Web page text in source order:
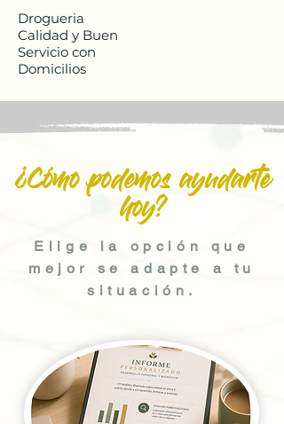
Drogueria
Calidad y Buen
Servicio con
Domicilios
¿Cómo podemos ayudarte
hoy?
Elige la opción que
mejor se adapte a tu
situación.